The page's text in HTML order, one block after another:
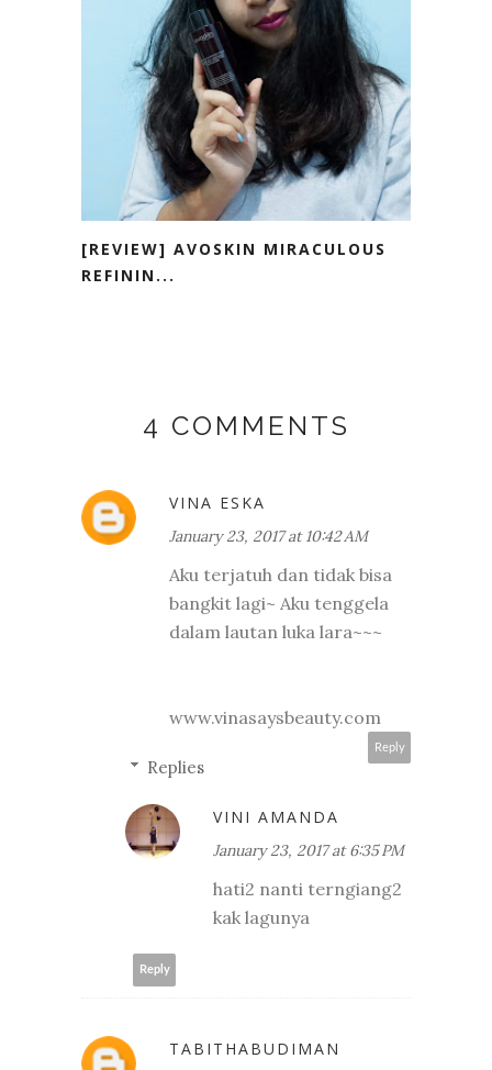
[REVIEW] AVOSKIN MIRACULOUS
REFININ...
4 COMMENTS
VINA ESKA
January 23, 2017 at 10:42 AM
Aku terjatuh dan tidak bisa
bangkit lagi~ Aku tenggela
dalam lautan luka lara~~~
www.vinasaysbeauty.com
Reply
Replies
VINI AMANDA
January 23, 2017 at 6:35 PM
hati2 nanti terngiang2
kak lagunya
Reply
TABITHABUDIMAN